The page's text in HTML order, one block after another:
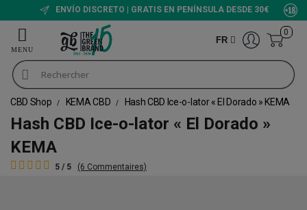
ENVÍO DISCRETO | GRATIS EN PENÍNSULA DESDE 30€
FR
0
CBD Shop KEMA CBD Hash CBD Ice-o-lator « El Dorado » KEMA
Hash CBD Ice-o-lator « El Dorado »
KEMA
5 / 5 (6 Commentaires)